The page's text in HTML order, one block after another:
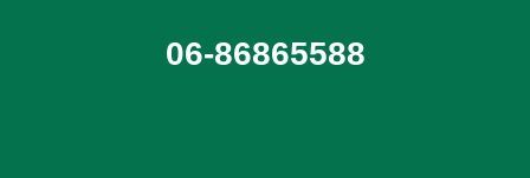
06-86865588